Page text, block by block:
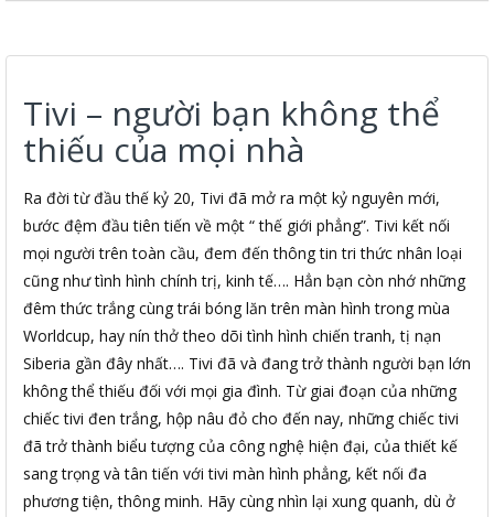
Tivi – người bạn không thể
thiếu của mọi nhà
Ra đời từ đầu thế kỷ 20, Tivi đã mở ra một kỷ nguyên mới,
bước đệm đầu tiên tiến về một “ thế giới phẳng”. Tivi kết nối
mọi người trên toàn cầu, đem đến thông tin tri thức nhân loại
cũng như tình hình chính trị, kinh tế…. Hẳn bạn còn nhớ những
đêm thức trắng cùng trái bóng lăn trên màn hình trong mùa
Worldcup, hay nín thở theo dõi tình hình chiến tranh, tị nạn
Siberia gần đây nhất…. Tivi đã và đang trở thành người bạn lớn
không thể thiếu đối với mọi gia đình. Từ giai đoạn của những
chiếc tivi đen trắng, hộp nâu đỏ cho đến nay, những chiếc tivi
đã trở thành biểu tượng của công nghệ hiện đại, của thiết kế
sang trọng và tân tiến với tivi màn hình phẳng, kết nối đa
phương tiện, thông minh. Hãy cùng nhìn lại xung quanh, dù ở